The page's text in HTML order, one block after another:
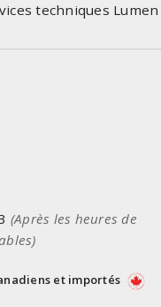
techniques Lumen
(Après les heures de
et importés